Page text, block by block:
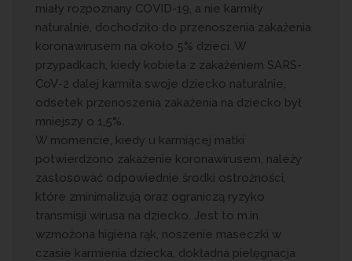
miały rozpoznany COVID-19, a nie karmiły
naturalnie, dochodziło do przenoszenia zakażenia
koronawirusem na około 5% dzieci. W
przypadkach, kiedy kobieta z zakażeniem SARS-
CoV-2 dalej karmiła swoje dziecko naturalnie,
odsetek przenoszenia zakażenia na dziecko był
mniejszy o 1,5%.
W momencie, kiedy u karmiącej matki
potwierdzono zakażenie koronawirusem, należy
zastosować odpowiednie środki ostrożności,
które zminimalizują oraz ograniczą ryzyko
transmisji wirusa na dziecko. Jest to m.in.
wzmożona higiena rąk, noszenie maseczki w
czasie karmienia dziecka, dokładna pielęgnacja